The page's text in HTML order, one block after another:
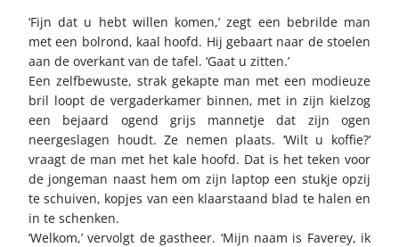
‘Fijn dat u hebt willen komen,’ zegt een bebrilde man
met een bolrond, kaal hoofd. Hij gebaart naar de stoelen
aan de overkant van de tafel. ‘Gaat u zitten.’
Een zelfbewuste, strak gekapte man met een modieuze
bril loopt de vergaderkamer binnen, met in zijn kielzog
een bejaard ogend grijs mannetje dat zijn ogen
neergeslagen houdt. Ze nemen plaats. ‘Wilt u koffie?’
vraagt de man met het kale hoofd. Dat is het teken voor
de jongeman naast hem om zijn laptop een stukje opzij
te schuiven, kopjes van een klaarstaand blad te halen en
in te schenken.
‘Welkom,’ vervolgt de gastheer. ‘Mijn naam is Faverey, ik